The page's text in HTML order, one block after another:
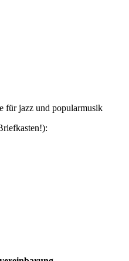
für jazz und popularmusik